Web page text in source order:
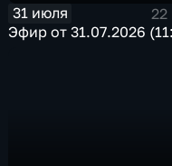
31 июля
22
Эфир от 31.07.2026